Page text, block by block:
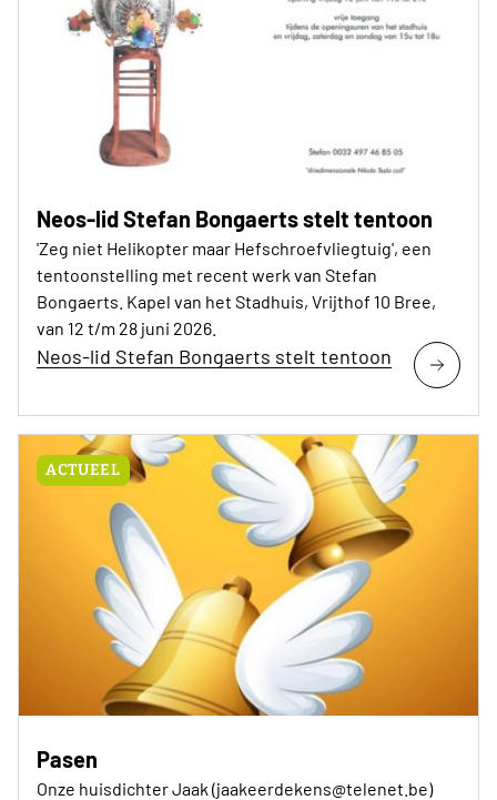
Neos-lid Stefan Bongaerts stelt tentoon
'Zeg niet Helikopter maar Hefschroefvliegtuig', een
tentoonstelling met recent werk van Stefan
Bongaerts. Kapel van het Stadhuis, Vrijthof 10 Bree,
van 12 t/m 28 juni 2026.
Neos-lid Stefan Bongaerts stelt tentoon
ACTUEEL
Pasen
Onze huisdichter Jaak (jaakeerdekens@telenet.be)